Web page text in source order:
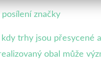
značky
trhy jsou přesycené
obal může